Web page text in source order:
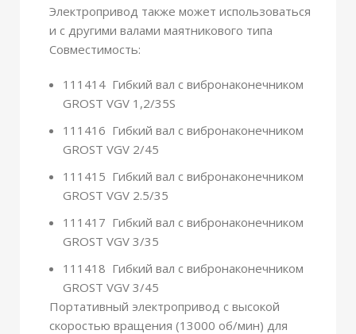
Электропривод также может использоваться
и с другими валами маятникового типа
Совместимость:
111414 Гибкий вал с вибронаконечником
GROST VGV 1,2/35S
111416 Гибкий вал с вибронаконечником
GROST VGV 2/45
111415 Гибкий вал с вибронаконечником
GROST VGV 2.5/35
111417 Гибкий вал с вибронаконечником
GROST VGV 3/35
111418 Гибкий вал с вибронаконечником
GROST VGV 3/45
Портативный электропривод с высокой
скоростью вращения (13000 об/мин) для